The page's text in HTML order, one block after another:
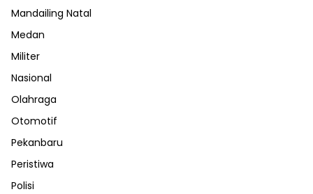
Mandailing Natal
Medan
Militer
Nasional
Olahraga
Otomotif
Pekanbaru
Peristiwa
Polisi